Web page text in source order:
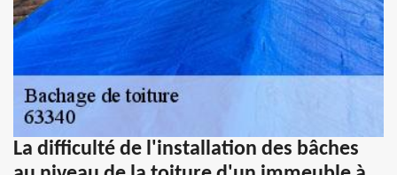
La difficulté de l'installation des bâches